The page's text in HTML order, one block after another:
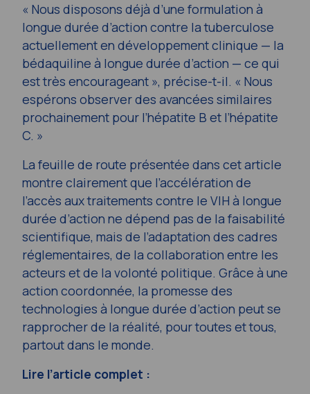
« Nous disposons déjà d’une formulation à
longue durée d’action contre la tuberculose
actuellement en développement clinique — la
bédaquiline à longue durée d’action — ce qui
est très encourageant », précise-t-il. « Nous
espérons observer des avancées similaires
prochainement pour l’hépatite B et l’hépatite
C. »
La feuille de route présentée dans cet article
montre clairement que l’accélération de
l’accès aux traitements contre le VIH à longue
durée d’action ne dépend pas de la faisabilité
scientifique, mais de l’adaptation des cadres
réglementaires, de la collaboration entre les
acteurs et de la volonté politique. Grâce à une
action coordonnée, la promesse des
technologies à longue durée d’action peut se
rapprocher de la réalité, pour toutes et tous,
partout dans le monde.
Lire l’article complet :